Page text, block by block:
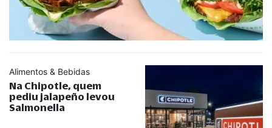
Alimentos & Bebidas
Na Chipotle, quem
pediu jalapeño levou
Salmonella